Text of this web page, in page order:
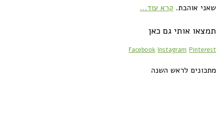
שאני אוהבת. קרא עוד...
תמצאו אותי גם כאן
Facebook Instagram Pinterest
מתכונים לראש השנה